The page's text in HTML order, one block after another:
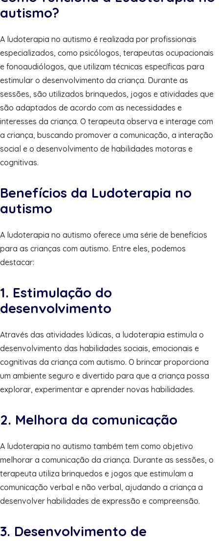
autismo?
A ludoterapia no autismo é realizada por profissionais
especializados, como psicólogos, terapeutas ocupacionais
e fonoaudiólogos, que utilizam técnicas específicas para
estimular o desenvolvimento da criança. Durante as
sessões, são utilizados brinquedos, jogos e atividades que
são adaptados de acordo com as necessidades e
interesses da criança. O terapeuta observa e interage com
a criança, buscando promover a comunicação, a interação
social e o desenvolvimento de habilidades motoras e
cognitivas.
Benefícios da Ludoterapia no
autismo
A ludoterapia no autismo oferece uma série de benefícios
para as crianças com autismo. Entre eles, podemos
destacar:
1. Estimulação do
desenvolvimento
Através das atividades lúdicas, a ludoterapia estimula o
desenvolvimento das habilidades sociais, emocionais e
cognitivas da criança com autismo. O brincar proporciona
um ambiente seguro e divertido para que a criança possa
explorar, experimentar e aprender novas habilidades.
2. Melhora da comunicação
A ludoterapia no autismo também tem como objetivo
melhorar a comunicação da criança. Durante as sessões, o
terapeuta utiliza brinquedos e jogos que estimulam a
comunicação verbal e não verbal, ajudando a criança a
desenvolver habilidades de expressão e compreensão.
3. Desenvolvimento de